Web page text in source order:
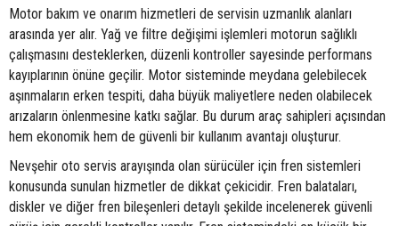
Motor bakım ve onarım hizmetleri de servisin uzmanlık alanları
arasında yer alır. Yağ ve filtre değişimi işlemleri motorun sağlıklı
çalışmasını desteklerken, düzenli kontroller sayesinde performans
kayıplarının önüne geçilir. Motor sisteminde meydana gelebilecek
aşınmaların erken tespiti, daha büyük maliyetlere neden olabilecek
arızaların önlenmesine katkı sağlar. Bu durum araç sahipleri açısından
hem ekonomik hem de güvenli bir kullanım avantajı oluşturur.
Nevşehir oto servis arayışında olan sürücüler için fren sistemleri
konusunda sunulan hizmetler de dikkat çekicidir. Fren balataları,
diskler ve diğer fren bileşenleri detaylı şekilde incelenerek güvenli